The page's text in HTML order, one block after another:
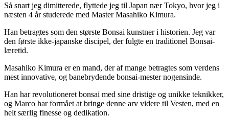
Så snart jeg dimitterede, flyttede jeg til Japan nær Tokyo, hvor jeg i
næsten 4 år studerede med Master Masahiko Kimura.
Han betragtes som den største Bonsai kunstner i historien. Jeg var
den første ikke-japanske discipel, der fulgte en traditionel Bonsai-
læretid.
Masahiko Kimura er en mand, der af mange betragtes som verdens
mest innovative, og banebrydende bonsai-mester nogensinde.
Han har revolutioneret bonsai med sine dristige og unikke teknikker,
og Marco har formået at bringe denne arv videre til Vesten, med en
helt særlig finesse og dedikation.